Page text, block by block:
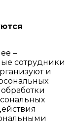
–
сотрудники
и